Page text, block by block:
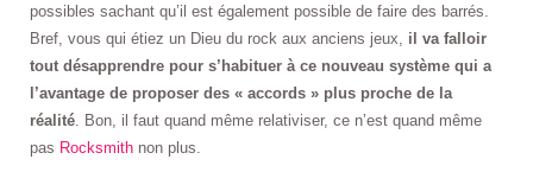
possibles sachant qu’il est également possible de faire des barrés.
Bref, vous qui étiez un Dieu du rock aux anciens jeux, il va falloir
tout désapprendre pour s’habituer à ce nouveau système qui a
l’avantage de proposer des « accords » plus proche de la
réalité. Bon, il faut quand même relativiser, ce n’est quand même
pas Rocksmith non plus.